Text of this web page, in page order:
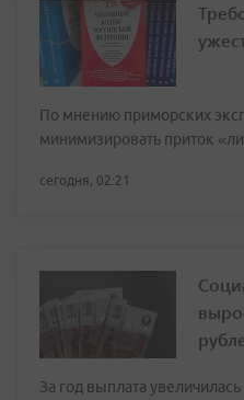
По мнению приморских
минимизировать приток
сегодня, 02:21
За год выплата